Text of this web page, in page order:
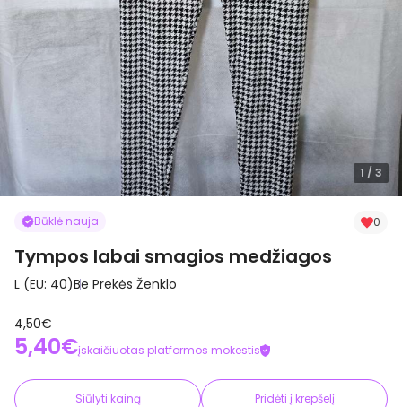
1 / 3
Būklė nauja 0
Tympos labai smagios medžiagos
L (EU: 40)Be Prekės Ženklo
4,50€
5,40€įskaičiuotas platformos mokestis
Siūlyti kainą Pridėti į krepšelį